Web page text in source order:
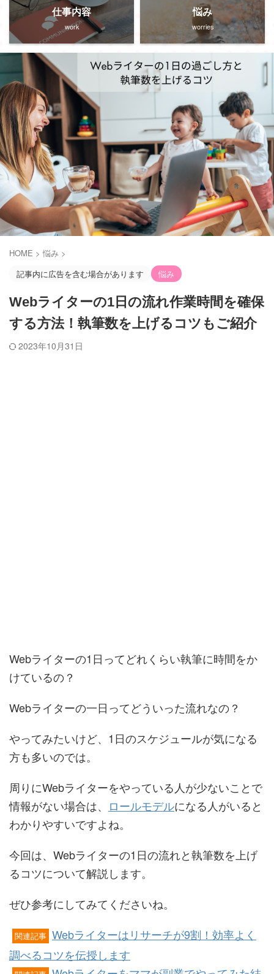
仕事内容
work
悩み
worries
HOME > 悩み >
記事内に広告を含む場合があります
悩み
Webライターの1日の流れ作業時間を確保
する方法！執筆数を上げるコツもご紹介
2023年10月31日
Webライターの1日ってどれくらい執筆に時間をか
けているの？
Webライターの一日ってどういった流れなの？
やってみたいけど、1日のスケジュールが気になる
方も多いのでは。
周りにWebライターをやっている人が少ないことで
情報がない場合は、
ロールモデルになる人がいると
わかりやすいですよね。
今回は、Webライターの1日の流れと執筆数を上げ
るコツについて解説します。
ぜひ参考にしてみてくださいね。
関連記事 Webライターはリサーチが9割！効率よく
調べるコツを伝授します